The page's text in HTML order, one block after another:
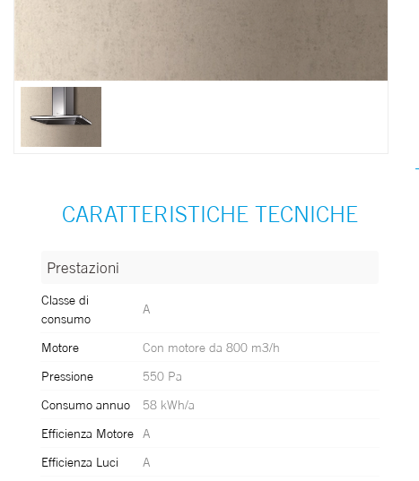
CARATTERISTICHE TECNICHE
Prestazioni
Classe di
consumo
A
Motore
Con motore da 800 m3/h
Pressione
550 Pa
Consumo annuo
58 kWh/a
Efficienza Motore
A
Efficienza Luci
A